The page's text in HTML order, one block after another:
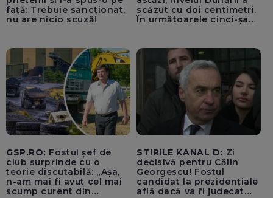
față: Trebuie sancționat,
nu are nicio scuză!
scăzut cu doi centimetri.
În următoarele cinci-șase
luăm în considerare
operațiunile de astăzi cu
barjele
GSP.RO: Fostul șef de
club surprinde cu o
teorie discutabilă: „Așa,
n-am mai fi avut cel mai
scump curent din
STIRILE KANAL D: Zi
decisivă pentru Călin
Georgescu! Fostul
candidat la prezidențiale
află dacă va fi judecat